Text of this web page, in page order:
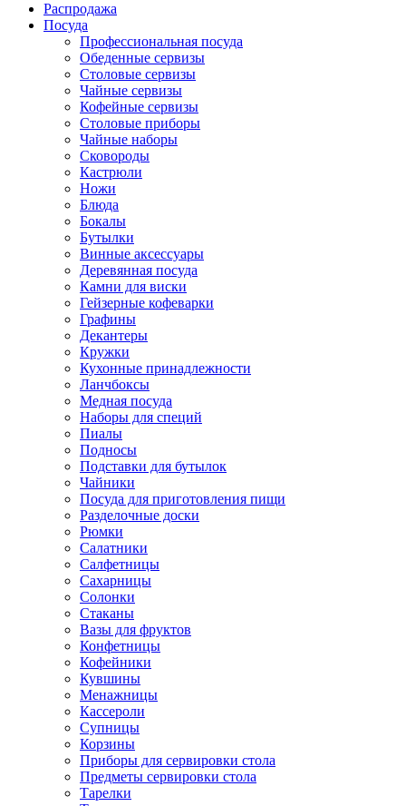
Распродажа
Посуда
Профессиональная посуда
Обеденные сервизы
Столовые сервизы
Чайные сервизы
Кофейные сервизы
Столовые приборы
Чайные наборы
Сковороды
Кастрюли
Ножи
Блюда
Бокалы
Бутылки
Винные аксессуары
Деревянная посуда
Камни для виски
Гейзерные кофеварки
Графины
Декантеры
Кружки
Кухонные принадлежности
Ланчбоксы
Медная посуда
Наборы для специй
Пиалы
Подносы
Подставки для бутылок
Чайники
Посуда для приготовления пищи
Разделочные доски
Рюмки
Салатники
Салфетницы
Сахарницы
Солонки
Стаканы
Вазы для фруктов
Конфетницы
Кофейники
Кувшины
Менажницы
Кассероли
Супницы
Корзины
Приборы для сервировки стола
Предметы сервировки стола
Тарелки